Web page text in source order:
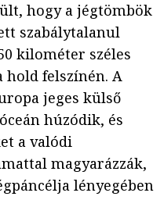
hogy a jégtömbök
szabálytalanul
kilométer széles
hold felszínén. A
jeges külső
húzódik, és
a valódi
magyarázzák,
lényegében